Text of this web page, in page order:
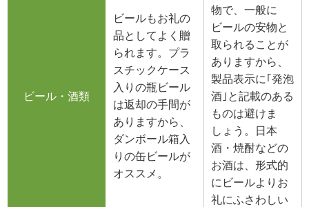
ビール・酒類
ビールもお礼の
品としてよく贈
られます。プラ
スチックケース
入りの瓶ビール
は返却の手間が
ありますから、
ダンボール箱入
りの缶ビールが
オススメ。
物で、一般に
ビールの安物と
取られることが
ありますから、
製品表示に｢発泡
酒｣と記載のある
ものは避けま
しょう。日本
酒・焼酎などの
お酒は、形式的
にビールよりお
礼にふさわしい